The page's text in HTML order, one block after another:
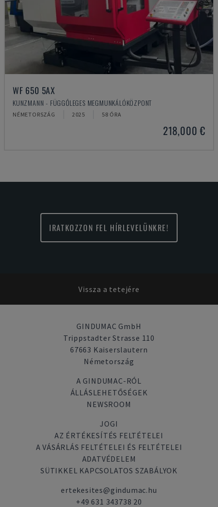
WF 650 5AX
KUNZMANN - FÜGGŐLEGES MEGMUNKÁLÓKÖZPONT
NÉMETORSZÁG 2025 58 ÓRA
218,000 €
IRATKOZZON FEL HÍRLEVELÜNKRE!
Vissza a tetejére
GINDUMAC GmbH
Trippstadter Strasse 110
67663 Kaiserslautern
Németország
A GINDUMAC-RÓL
ÁLLÁSLEHETŐSÉGEK
NEWSROOM
JOGI
AZ ÉRTÉKESÍTÉS FELTÉTELEI
A VÁSÁRLÁS FELTÉTELEI ÉS FELTÉTELEI
ADATVÉDELEM
SÜTIKKEL KAPCSOLATOS SZABÁLYOK
ertekesites@gindumac.hu
+49 631 343738 20